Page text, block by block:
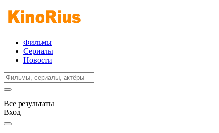
Фильмы
Сериалы
Новости
Все результаты
Вход